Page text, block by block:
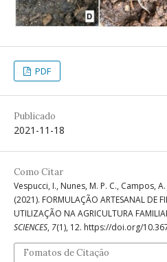
PDF
Publicado
2021-11-18
Como Citar
Vespucci, I., Nunes, M. P. C., Campos,
(2021). FORMULAÇÃO ARTESANAL DE
UTILIZAÇÃO NA AGRICULTURA
SCIENCES, 7(1), 12. https://doi.org/
Fomatos de Citação